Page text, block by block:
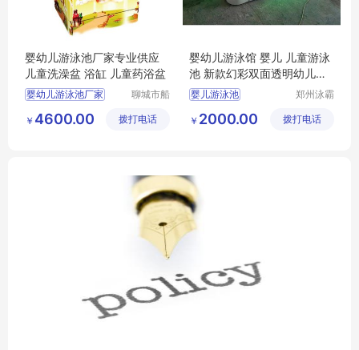
婴幼儿游泳池厂家专业供应
儿童洗澡盆 浴缸 儿童药浴盆
婴幼儿游泳池厂家
婴幼儿浴缸
聊城市船
乐设备有
￥ 4600.00 拨打电话
婴幼儿游泳馆 婴儿 儿童游泳
池 新款幻彩双面透明幼儿一
体池
婴儿游泳池
婴幼儿游泳馆
郑州泳霸
有限公司
￥ 2000.00 拨打电话